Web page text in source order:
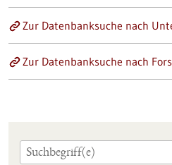
Zur Datenbanksuche nach
Zur Datenbanksuche nach